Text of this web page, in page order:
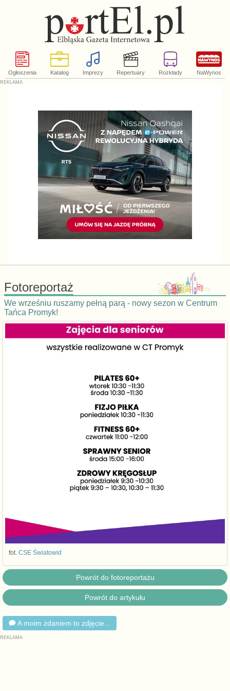
Ogłoszenia Katalog Imprezy Repertuary Rozkłady NaWynos
Fotoreportaż
We wrześniu ruszamy pełną parą - nowy sezon w Centrum
Tańca Promyk!
fot. CSE Światowid
Powrót do fotoreportażu
Powrót do artykułu
A moim zdaniem to zdjęcie...